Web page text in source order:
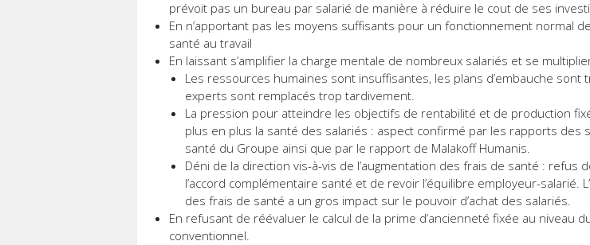
prévoit pas un bureau par salarié de manière à réduire le cout de ses
En n’apportant pas les moyens suffisants pour un fonctionnement normal
santé au travail
En laissant s’amplifier la charge mentale de nombreux salariés et se
Les ressources humaines sont insuffisantes, les plans d’embauche sont
experts sont remplacés trop tardivement.
La pression pour atteindre les objectifs de rentabilité et de production
plus en plus la santé des salariés : aspect confirmé par les rapports des
santé du Groupe ainsi que par le rapport de Malakoff Humanis.
Déni de la direction vis-à-vis de l’augmentation des frais de santé : refus
l’accord complémentaire santé et de revoir l’équilibre employeur-salarié.
des frais de santé a un gros impact sur le pouvoir d’achat des salariés.
En refusant de réévaluer le calcul de la prime d’ancienneté fixée au niveau
conventionnel.